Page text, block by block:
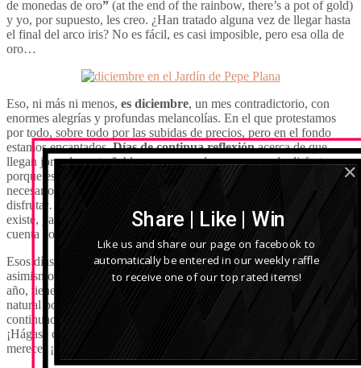
de monedas de oro” (at the end of the rainbow, there’s a pot of gold)
y yo, por supuesto, les creo. ¿Han tratado alguna vez de llegar hasta
el final del arco iris? No es fácil, es casi imposible, pero esa olla de
oro…
Eso, ni más ni menos, es diciembre, un mes contradictorio, con
enormes alegrías y profundas melancolías. En el que protestamos
por todo, sobre todo por las subidas de precios, pero en el fondo
estamos encantados.Días de continua reflexiónacerca de que
llegan jornadas entrañables, que no podemos a menudo disfrutar
porque estamos demasiado ocupados en producir los bienes
necesarios para poder disfrutar de esos días que no podemos
disfrutar… y así va pasando el tiempo, que Newton sostiene que no
existe, ya que sólo existen los acontecimientos, pero para no existir
cuenta con una buena salud envidiable.
Esos días entrañables, diferentes en cada rincón del mundo, pero
asimismo muy parecidos y con el gran telón de fondo del cambio de
año, tienen la gracia de tratar deacercarnos a la naturaleza
, a lo
natural por distintos medios, y eso es siempre de agradecer. A
continuación, le presentamos la Navidad en nuestra jerga botánica.
¡Hágase con ella! ¡Celebre el fin y principio de cada año como se
merece! ¡No hay tantos en una vida!
Share | Like | Win
Like us and share our page on facebook to
automatically be entered in our weekly raffle
to receive one of our top rated items!